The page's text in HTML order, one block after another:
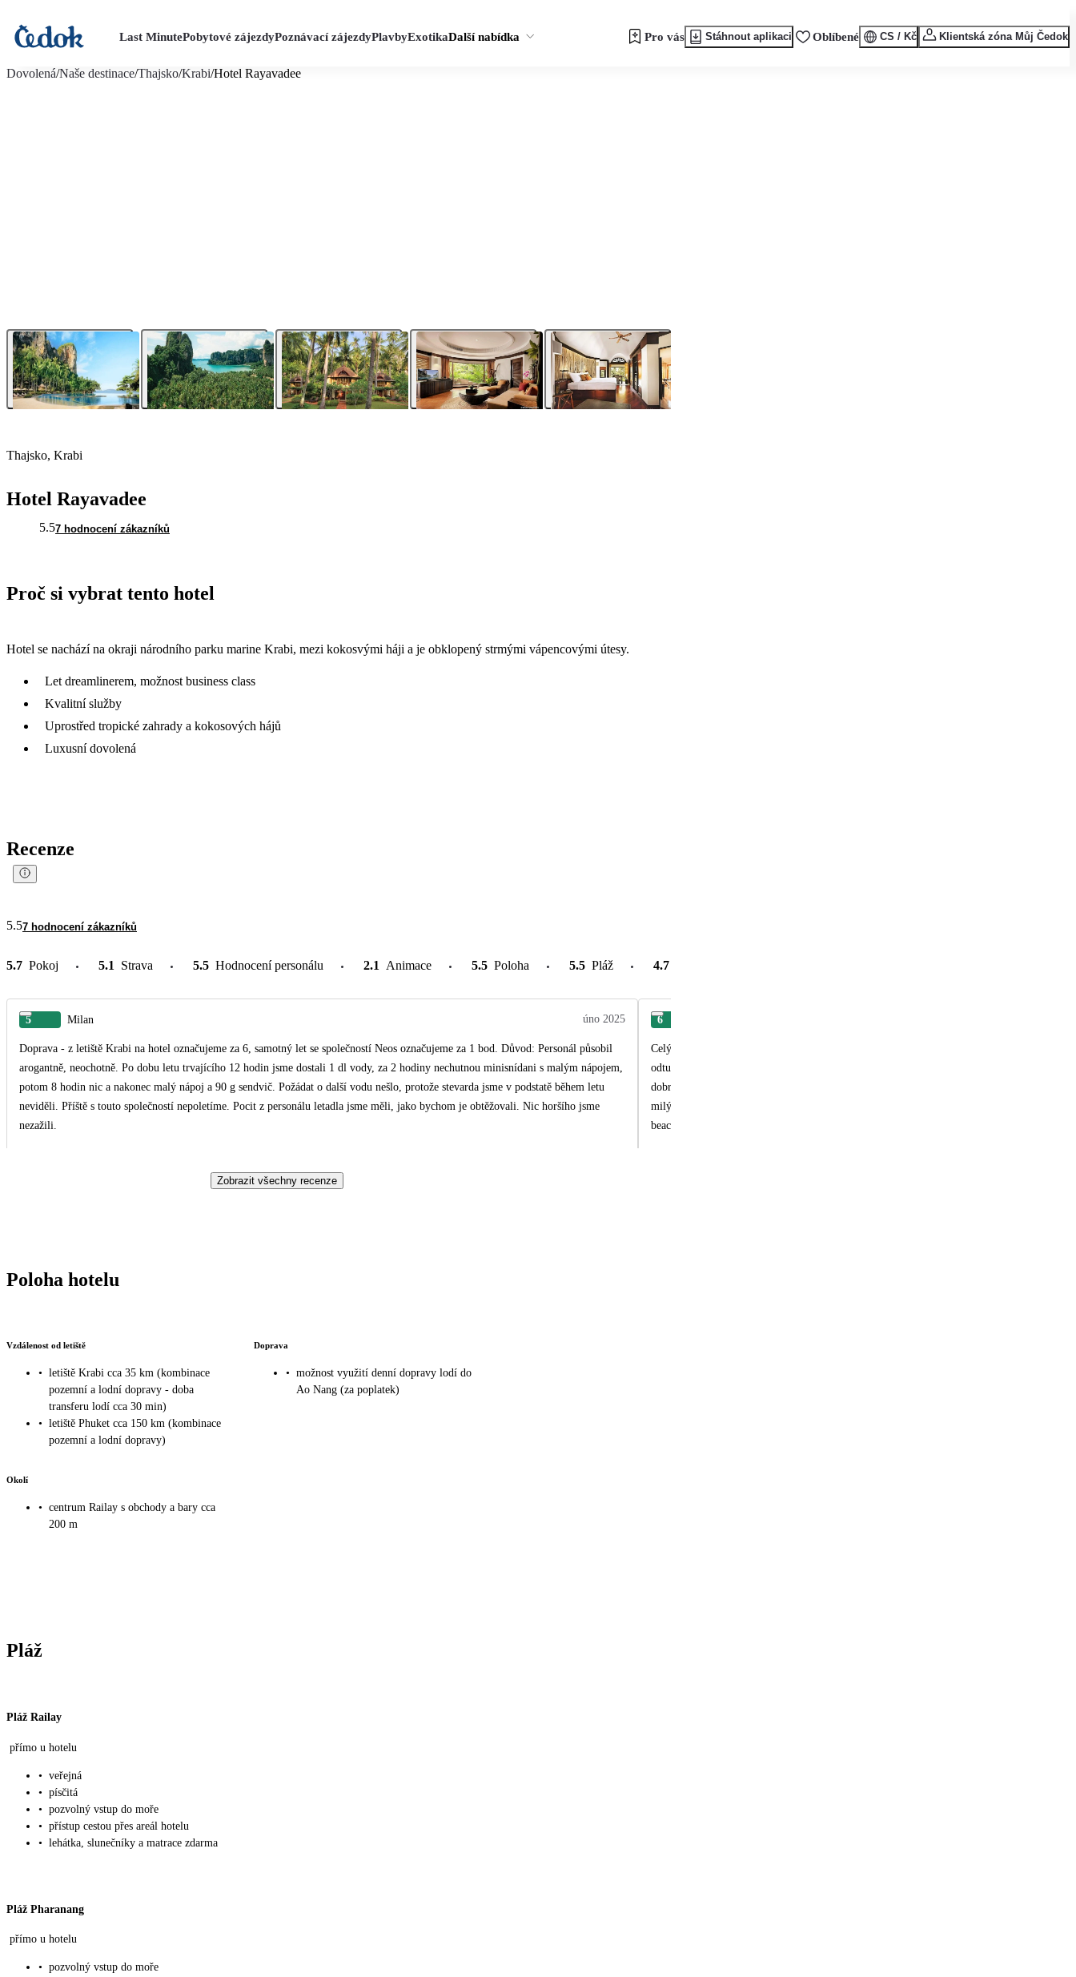
Last MinutePobytové zájezdyPoznávací zájezdyPlavbyExotikaDalší nabídka Pro vás Stáhnout aplikaci Oblíbené CS / Kč Klientská zóna Můj Čedok
Dovolená/Naše destinace/Thajsko/Krabi/Hotel Rayavadee
Thajsko, Krabi
Hotel Rayavadee
5.57 hodnocení zákazníků
Proč si vybrat tento hotel
Hotel se nachází na okraji národního parku marine Krabi, mezi kokosvými háji a je obklopený strmými vápencovými útesy.
Let dreamlinerem, možnost business class
Kvalitní služby
Uprostřed tropické zahrady a kokosových hájů
Luxusní dovolená
Recenze
5.57 hodnocení zákazníků
5.7 Pokoj 5.1 Strava 5.5 Hodnocení personálu 2.1 Animace 5.5 Poloha 5.5 Pláž 4.7
5 Milan úno 2025
Doprava - z letiště Krabi na hotel označujeme za 6, samotný let se společností Neos označujeme za 1 bod. Důvod: Personál působil
arogantně, neochotně. Po dobu letu trvajícího 12 hodin jsme dostali 1 dl vody, za 2 hodiny nechutnou minisnídani s malým nápojem,
potom 8 hodin nic a nakonec malý nápoj a 90 g sendvič. Požádat o další vodu nešlo, protože stevarda jsme v podstatě během letu
neviděli. Příště s touto společností nepoletíme. Pocit z personálu letadla jsme měli, jako bychom je obtěžovali. Nic horšího jsme
nezažili.
6
Celý zájezd probíhal na 1, letěli jsme s LOT business bez zpoždění. Na letišti na nás čekal
odtud už jsme jeli hotelovým člunem do rezortu. Rezort je perfektní, pláž Phra Nang
dobré, na pláži a u bazénu nosí vodu, smoothi a nanuky. Na pokoji cookies, ovoce. Oběd
milý, nic nebyl problém. Delegát Vojta byl skvělý. Podnikli jsme výlet na 4 ostrovy (
beach, která je u hotelu, neuvidíte.). Skvělý výlet byl na slony, ten doporučuji rozhodně!
Zobrazit všechny recenze
Poloha hotelu
Vzdálenost od letiště
• letiště Krabi cca 35 km (kombinace
pozemní a lodní dopravy - doba
transferu lodí cca 30 min)
• letiště Phuket cca 150 km (kombinace
pozemní a lodní dopravy)
Doprava
• možnost využití denní dopravy lodí do
Ao Nang (za poplatek)
Okolí
• centrum Railay s obchody a bary cca
200 m
Pláž
Pláž Railay
přímo u hotelu
• veřejná
• písčitá
• pozvolný vstup do moře
• přístup cestou přes areál hotelu
• lehátka, slunečníky a matrace zdarma
Pláž Pharanang
přímo u hotelu
• pozvolný vstup do moře